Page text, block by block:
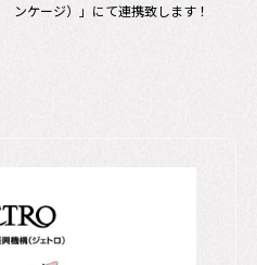
ンケージ）」にて連携致します！